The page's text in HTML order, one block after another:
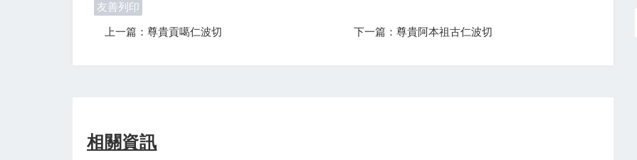
友善列印
上一篇：尊貴貢噶仁波切 下一篇：尊貴阿本祖古仁波切
相關資訊